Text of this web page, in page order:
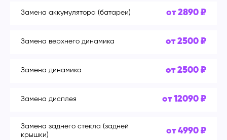
Замена аккумулятора (батареи) от 2890 ₽
Замена верхнего динамика от 2500 ₽
Замена динамика от 2500 ₽
Замена дисплея от 12090 ₽
Замена заднего стекла (задней
крышки)
от 4990 ₽